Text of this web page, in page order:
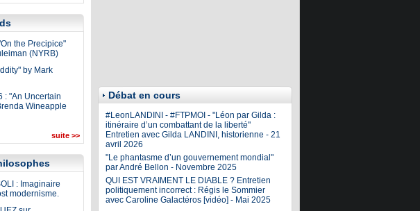
the Precipice"
(NYRB)
by Mark
: "An Uncertain
Wineapple
suite >>
: Imaginaire
modernisme.
Débat en cours
#LeonLANDINI - #FTPMOI - "Léon par Gilda :
itinéraire d’un combattant de la liberté"
Entretien avec Gilda LANDINI, historienne - 21
avril 2026
"Le phantasme d’un gouvernement mondial"
par André Bellon - Novembre 2025
QUI EST VRAIMENT LE DIABLE ? Entretien
politiquement incorrect : Régis le Sommier
avec Caroline Galactéros [vidéo] - Mai 2025